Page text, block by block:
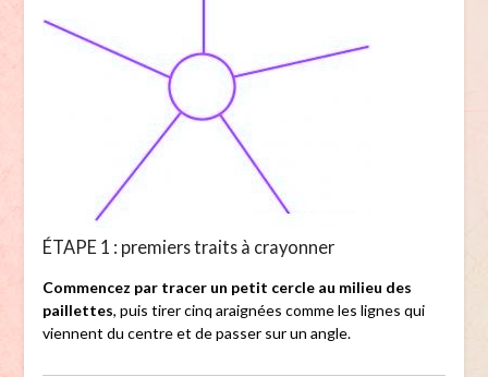
ÉTAPE 1 : premiers traits à crayonner
Commencez par tracer un petit cercle au milieu des
paillettes, puis tirer cinq araignées comme les lignes qui
viennent du centre et de passer sur un angle.